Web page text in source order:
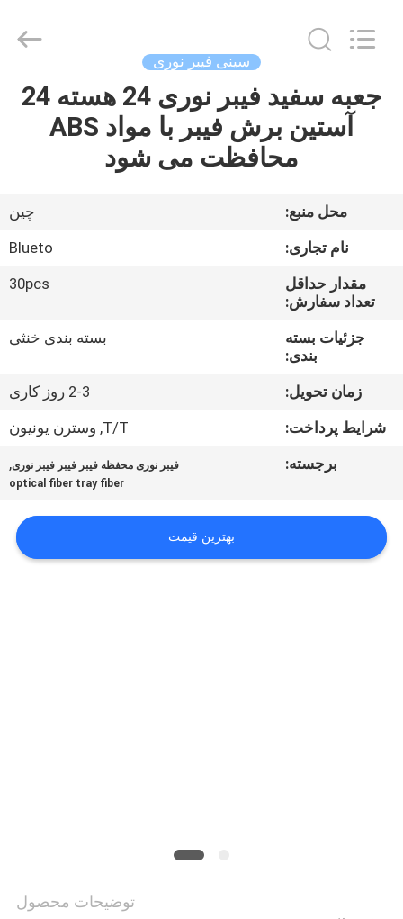
خانه
محصولات
درباره
تور
کارخانه
کنترل
کیفیت
تماس
بگیرید
Electronics&Communication
سینی فیبر نوری
جعبه سفید فیبر نوری 24 هسته 24
آستین برش فیبر با مواد ABS
محافظت می شود
محل منبع:
چين
نام تجاری:
Blueto
مقدار حداقل
تعداد سفارش:
30pcs
جزئیات بسته
بندی:
بسته بندی خنثی
زمان تحویل:
2-3 روز کاری
شرایط پرداخت:
T/T, وسترن یونیون
برجسته:
فیبر نوری محفظه فیبر فیبر فیبر نوری,
optical fiber tray fiber
بهترین قیمت
توضیحات محصول